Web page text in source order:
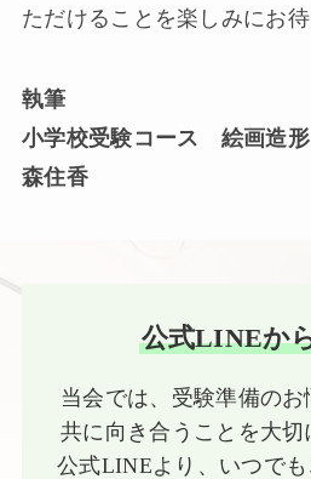
ただけることを楽しみにお待
執筆
小学校受験コース 絵画造
森住香
公式LINEか
当会では、受験準備のお
共に向き合うことを大切
公式LINEより、いつで